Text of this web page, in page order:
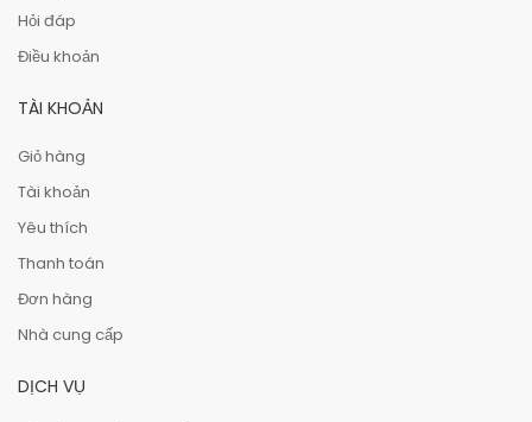
Hỏi đáp
Điều khoản
TÀI KHOẢN
Giỏ hàng
Tài khoản
Yêu thích
Thanh toán
Đơn hàng
Nhà cung cấp
DỊCH VỤ